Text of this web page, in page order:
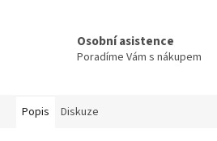
Osobní asistence
Poradíme Vám s nákupem
Popis Diskuze